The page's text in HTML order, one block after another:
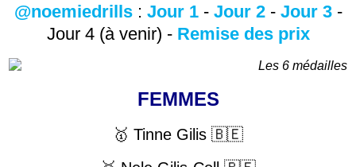
@noemiedrills: Jour 1- Jour 2- Jour 3-
Jour 4 (à venir) - Remise des prix
FEMMES
🥇 Tinne Gilis 🇧🇪